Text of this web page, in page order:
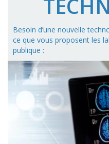
Besoin d’une nouvelle
ce que vous proposent les
publique :